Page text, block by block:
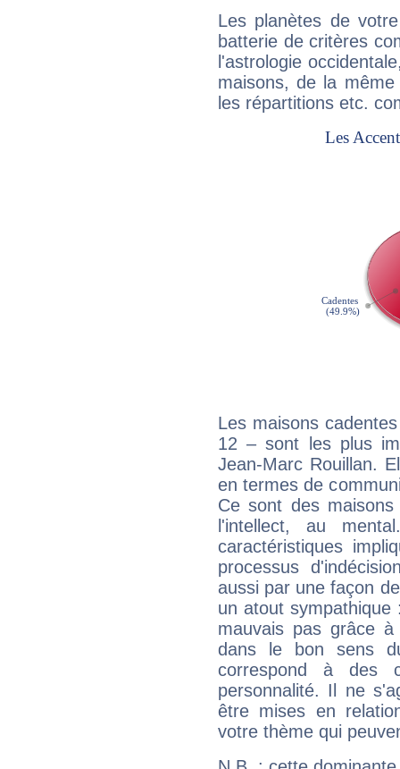
Les planètes de
batterie de critères
l'astrologie
maisons, de la
les répartitions etc.
Les maisons
12 – sont les plus
Jean-Marc Rouillan.
en termes de
Ce sont des
l'intellect, au
caractéristiques
processus
aussi par une façon
un atout
mauvais pas grâce
dans le bon sens
correspond à des
personnalité. Il ne
être mises en
votre thème qui